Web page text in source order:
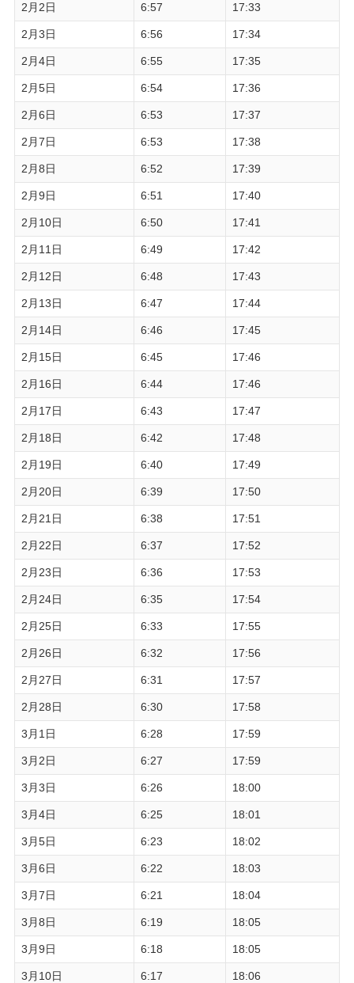
2月2日 6:57 17:33
2月3日 6:56 17:34
2月4日 6:55 17:35
2月5日 6:54 17:36
2月6日 6:53 17:37
2月7日 6:53 17:38
2月8日 6:52 17:39
2月9日 6:51 17:40
2月10日 6:50 17:41
2月11日 6:49 17:42
2月12日 6:48 17:43
2月13日 6:47 17:44
2月14日 6:46 17:45
2月15日 6:45 17:46
2月16日 6:44 17:46
2月17日 6:43 17:47
2月18日 6:42 17:48
2月19日 6:40 17:49
2月20日 6:39 17:50
2月21日 6:38 17:51
2月22日 6:37 17:52
2月23日 6:36 17:53
2月24日 6:35 17:54
2月25日 6:33 17:55
2月26日 6:32 17:56
2月27日 6:31 17:57
2月28日 6:30 17:58
3月1日 6:28 17:59
3月2日 6:27 17:59
3月3日 6:26 18:00
3月4日 6:25 18:01
3月5日 6:23 18:02
3月6日 6:22 18:03
3月7日 6:21 18:04
3月8日 6:19 18:05
3月9日 6:18 18:05
3月10日 6:17 18:06